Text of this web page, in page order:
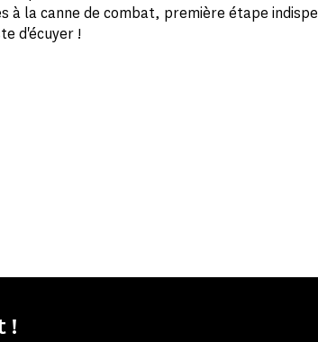
à la canne de combat, première étape
d'écuyer !
!